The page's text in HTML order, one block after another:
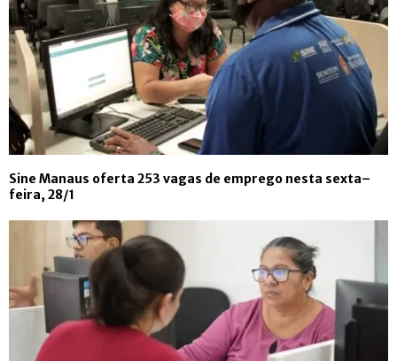
Sine Manaus oferta 253 vagas de emprego nesta sexta–
feira, 28/1